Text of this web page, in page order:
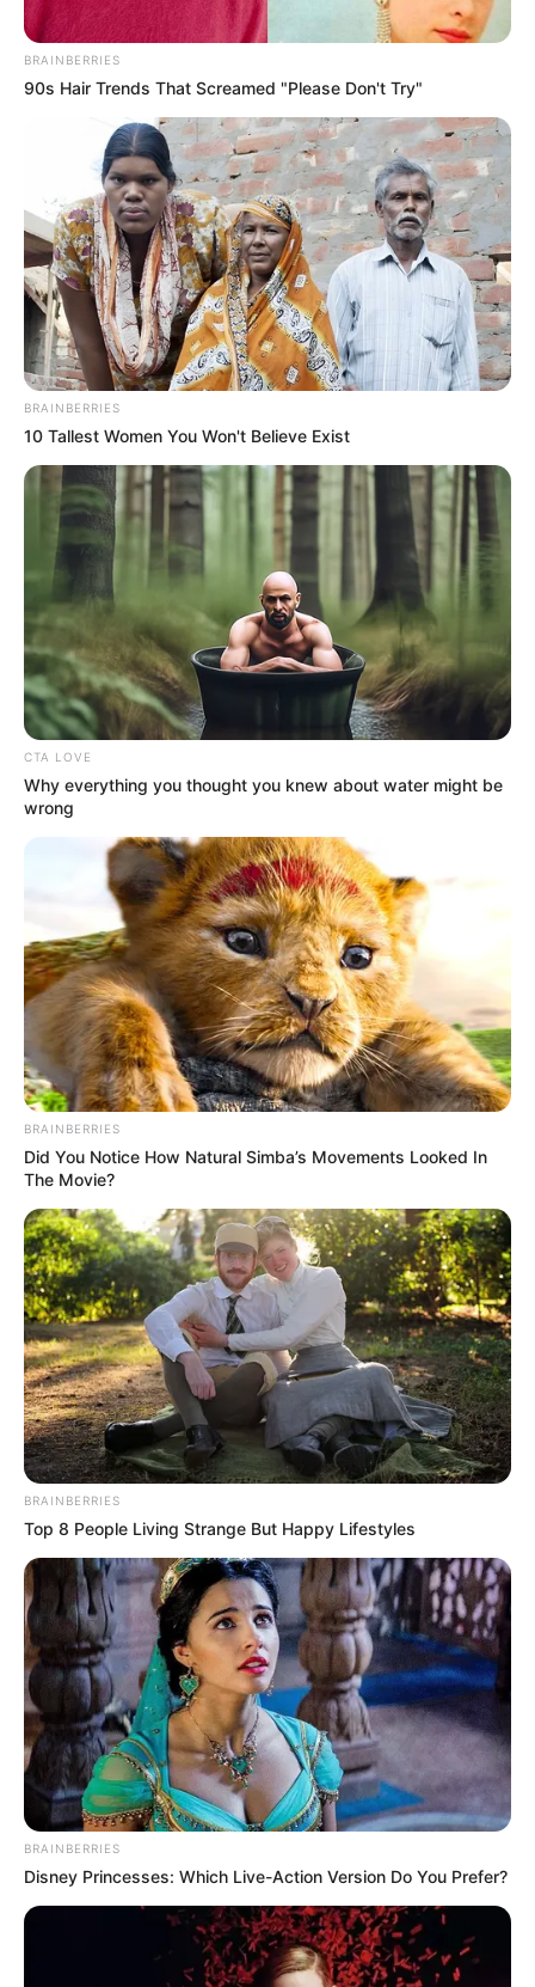
BRAINBERRIES
90s Hair Trends That Screamed "Please Don't Try"
BRAINBERRIES
10 Tallest Women You Won't Believe Exist
CTA LOVE
Why everything you thought you knew about water might be
wrong
BRAINBERRIES
Did You Notice How Natural Simba’s Movements Looked In
The Movie?
BRAINBERRIES
Top 8 People Living Strange But Happy Lifestyles
BRAINBERRIES
Disney Princesses: Which Live-Action Version Do You Prefer?